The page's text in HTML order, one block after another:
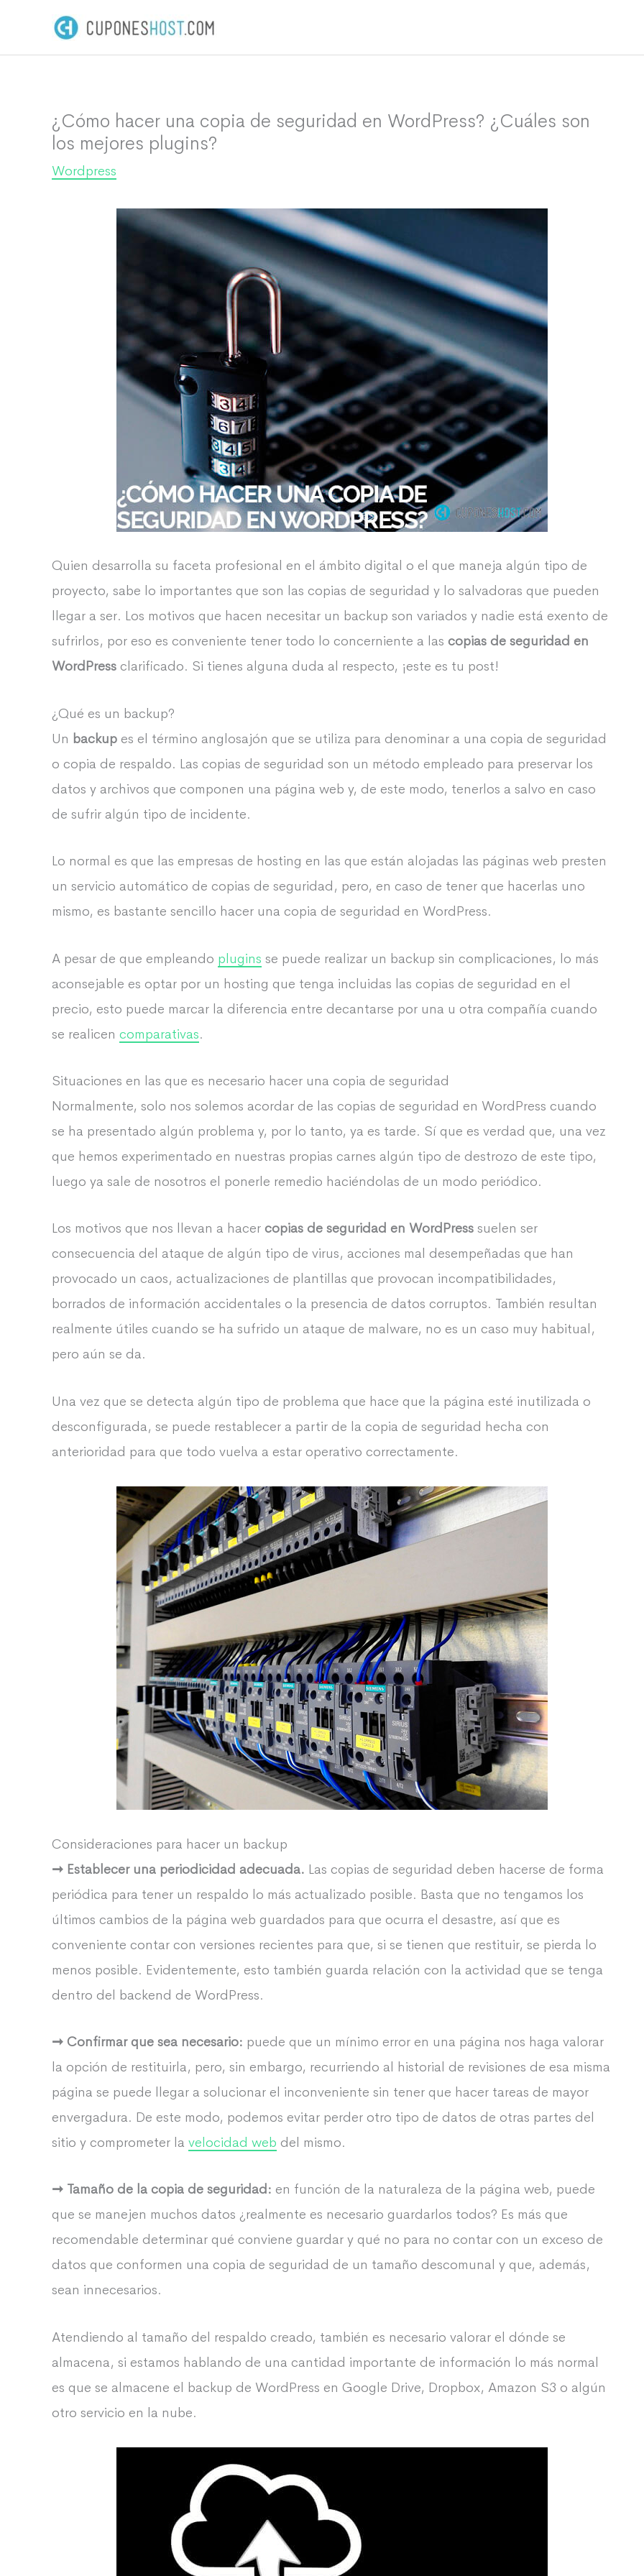
¿Cómo hacer una copia de seguridad en WordPress? ¿Cuáles son
los mejores plugins?
Wordpress
Quien desarrolla su faceta profesional en el ámbito digital o el que maneja algún tipo de
proyecto, sabe lo importantes que son las copias de seguridad y lo salvadoras que pueden
llegar a ser. Los motivos que hacen necesitar un backup son variados y nadie está exento de
sufrirlos, por eso es conveniente tener todo lo concerniente a las copias de seguridad en
WordPress clarificado. Si tienes alguna duda al respecto, ¡este es tu post!
¿Qué es un backup?
Un backup es el término anglosajón que se utiliza para denominar a una copia de seguridad
o copia de respaldo. Las copias de seguridad son un método empleado para preservar los
datos y archivos que componen una página web y, de este modo, tenerlos a salvo en caso
de sufrir algún tipo de incidente.
Lo normal es que las empresas de hosting en las que están alojadas las páginas web presten
un servicio automático de copias de seguridad, pero, en caso de tener que hacerlas uno
mismo, es bastante sencillo hacer una copia de seguridad en WordPress.
A pesar de que empleando plugins se puede realizar un backup sin complicaciones, lo más
aconsejable es optar por un hosting que tenga incluidas las copias de seguridad en el
precio, esto puede marcar la diferencia entre decantarse por una u otra compañía cuando
se realicen comparativas.
Situaciones en las que es necesario hacer una copia de seguridad
Normalmente, solo nos solemos acordar de las copias de seguridad en WordPress cuando
se ha presentado algún problema y, por lo tanto, ya es tarde. Sí que es verdad que, una vez
que hemos experimentado en nuestras propias carnes algún tipo de destrozo de este tipo,
luego ya sale de nosotros el ponerle remedio haciéndolas de un modo periódico.
Los motivos que nos llevan a hacer copias de seguridad en WordPress suelen ser
consecuencia del ataque de algún tipo de virus, acciones mal desempeñadas que han
provocado un caos, actualizaciones de plantillas que provocan incompatibilidades,
borrados de información accidentales o la presencia de datos corruptos. También resultan
realmente útiles cuando se ha sufrido un ataque de malware, no es un caso muy habitual,
pero aún se da.
Una vez que se detecta algún tipo de problema que hace que la página esté inutilizada o
desconfigurada, se puede restablecer a partir de la copia de seguridad hecha con
anterioridad para que todo vuelva a estar operativo correctamente.
Consideraciones para hacer un backup
➞ Establecer una periodicidad adecuada. Las copias de seguridad deben hacerse de forma
periódica para tener un respaldo lo más actualizado posible. Basta que no tengamos los
últimos cambios de la página web guardados para que ocurra el desastre, así que es
conveniente contar con versiones recientes para que, si se tienen que restituir, se pierda lo
menos posible. Evidentemente, esto también guarda relación con la actividad que se tenga
dentro del backend de WordPress.
➞ Confirmar que sea necesario: puede que un mínimo error en una página nos haga valorar
la opción de restituirla, pero, sin embargo, recurriendo al historial de revisiones de esa misma
página se puede llegar a solucionar el inconveniente sin tener que hacer tareas de mayor
envergadura. De este modo, podemos evitar perder otro tipo de datos de otras partes del
sitio y comprometer la velocidad web del mismo.
➞ Tamaño de la copia de seguridad: en función de la naturaleza de la página web, puede
que se manejen muchos datos ¿realmente es necesario guardarlos todos? Es más que
recomendable determinar qué conviene guardar y qué no para no contar con un exceso de
datos que conformen una copia de seguridad de un tamaño descomunal y que, además,
sean innecesarios.
Atendiendo al tamaño del respaldo creado, también es necesario valorar el dónde se
almacena, si estamos hablando de una cantidad importante de información lo más normal
es que se almacene el backup de WordPress en Google Drive, Dropbox, Amazon S3 o algún
otro servicio en la nube.